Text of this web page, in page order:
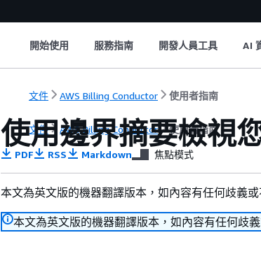
開始使用 服務指南 開發人員工具 AI
文件 AWS Billing Conductor 使用者指南
文件 AWS Billing Conductor 使用者指南
使用邊界摘要檢視
PDF RSS Markdown 焦點模式
本文為英文版的機器翻譯版本，如內容有任何歧義
本文為英文版的機器翻譯版本，如內容有任何歧